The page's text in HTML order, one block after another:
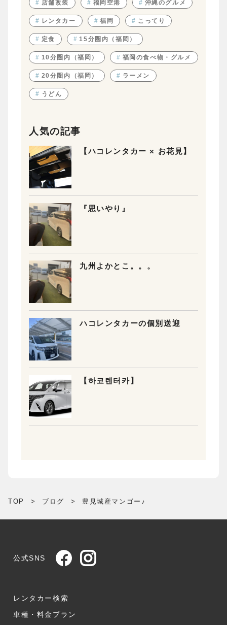
# 店舗改装 # 福岡空港 # 沖縄のグルメ
# レンタカー # 福岡 # こってり
# 定食 # 15分圏内（福岡）
# 10分圏内（福岡） # 福岡の食べ物・グルメ
# 20分圏内（福岡） # ラーメン
# うどん
人気の記事
【ハコレンタカー × お花見】
『思いやり』
九州よかとこ。。。
ハコレンタカーの個別送迎
【하코렌터카】
TOP > ブログ > 豊見城産マンゴー♪
公式SNS
レンタカー検索
車種・料金プラン